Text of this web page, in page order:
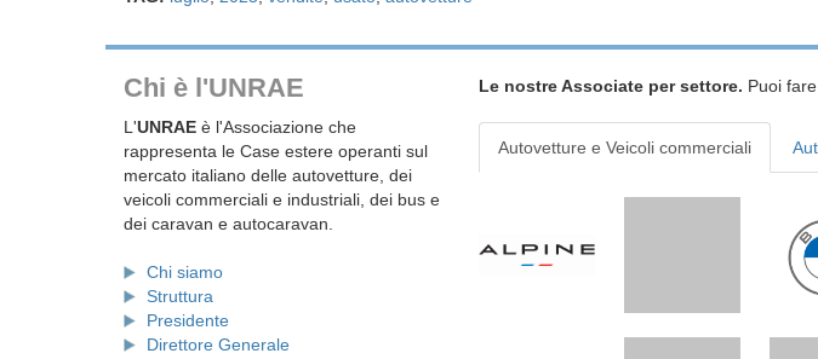
Chi è l'UNRAE
L'UNRAE è l'Associazione che
rappresenta le Case estere operanti sul
mercato italiano delle autovetture, dei
veicoli commerciali e industriali, dei bus e
dei caravan e autocaravan.
Chi siamo
Struttura
Presidente
Direttore Generale
Le nostre Associate per settore. Puoi
Autovetture e Veicoli commerciali